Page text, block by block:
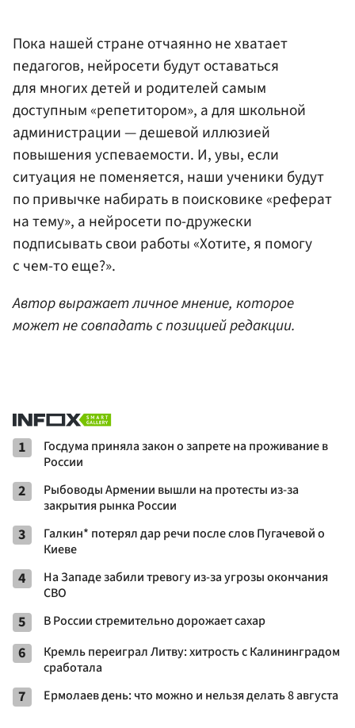
Пока нашей стране отчаянно не хватает
педагогов, нейросети будут оставаться
для многих детей и родителей самым
доступным «репетитором», а для школьной
администрации — дешевой иллюзией
повышения успеваемости. И, увы, если
ситуация не поменяется, наши ученики будут
по привычке набирать в поисковике «реферат
на тему», а нейросети по-дружески
подписывать свои работы «Хотите, я помогу
с чем-то еще?».
Автор выражает личное мнение, которое
может не совпадать с позицией редакции.
1
Госдума приняла закон о запрете на проживание в
России
2
Рыбоводы Армении вышли на протесты из-за
закрытия рынка России
3
Галкин* потерял дар речи после слов Пугачевой о
Киеве
4
На Западе забили тревогу из-за угрозы окончания
СВО
5 В России стремительно дорожает сахар
6
Кремль переиграл Литву: хитрость с Калининградом
сработала
7 Ермолаев день: что можно и нельзя делать 8 августа